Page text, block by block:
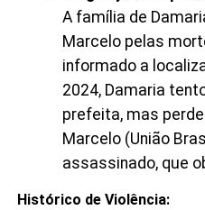
A família de
Marcelo pelas
informado a
2024, Damaria
prefeita, mas
Marcelo (União
assassinado, que
Histórico de Violência: